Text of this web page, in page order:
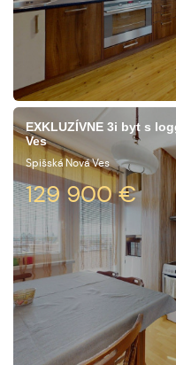
EXKLUZÍVNE 3i byt s
Ves
Spišská Nová Ves
129 900€